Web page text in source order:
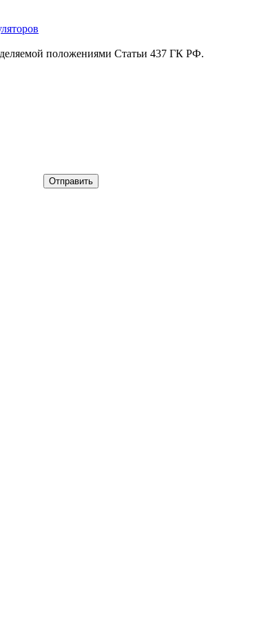
положениями Статьи 437 ГК РФ.
Отправить